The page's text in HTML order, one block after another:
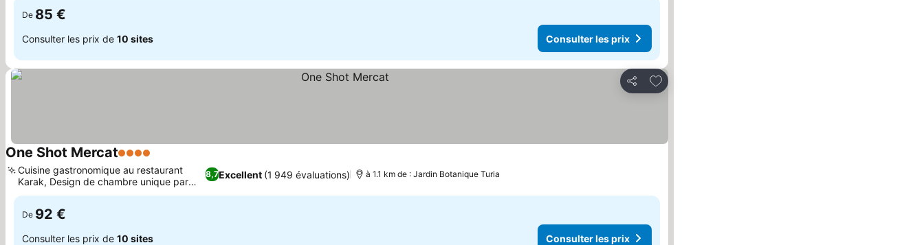
De 85 €
Consulter les prix de 10 sites Consulter les prix
Partager
Ajouter à mes favoris
One Shot Mercat4 Étoiles
8,7Excellent (1 949 évaluations)
Cuisine gastronomique au restaurant
Karak, Design de chambre unique par
Nonna Design
à 1.1 km de : Jardin Botanique Turia
De 92 €
Consulter les prix de 10 sites Consulter les prix